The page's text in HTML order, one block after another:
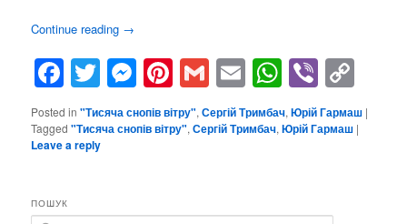
Continue reading →
Facebook
Twitter
Messenger
Pinterest
GmailEmailViber
Posted in "Тисяча снопів вітру",Сергій Тримбач,Юрій Гармаш |
Tagged "Тисяча снопів вітру",Сергій Тримбач,Юрій Гармаш |
Leave a reply
ПОШУК